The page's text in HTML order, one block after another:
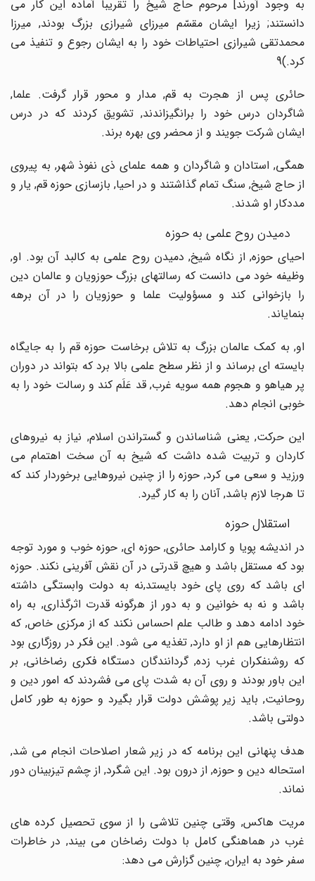
به وجود آورند] مرحوم حاج شیخ را تقریباً آماده این کار می
دانستند; زیرا ایشان مقسّم میرزای شیرازی بزرگ بودند, میرزا
محمدتقی شیرازی احتیاطات خود را به ایشان رجوع و تنفیذ می
کرد.)9
حائری پس از هجرت به قم, مدار و محور قرار گرفت. علما,
شاگردان درس خود را برانگیزاندند, تشویق کردند که در درس
ایشان شرکت جویند و از محضر وی بهره برند.
همگی, استادان و شاگردان و همه علمای ذی نفوذ شهر, به پیروی
از حاج شیخ, سنگ تمام گذاشتند و در احیا, بازسازی حوزه قم, یار و
مددکار او شدند.
دمیدن روح علمی به حوزه
احیای حوزه, از نگاه شیخ, دمیدن روح علمی به کالبد آن بود. او,
وظیفه خود می دانست که رسالتهای بزرگ حوزویان و عالمان دین
را بازخوانی کند و مسؤولیت علما و حوزویان را در آن برهه
بنمایاند.
او, به کمک عالمان بزرگ به تلاش برخاست حوزه قم را به جایگاه
بایسته ای برساند و از نظر سطح علمی بالا برد که بتواند در دوران
پر هیاهو و هجوم همه سویه غرب, قد عَلَم کند و رسالت خود را به
خوبی انجام دهد.
این حرکت, یعنی شناساندن و گستراندن اسلام, نیاز به نیروهای
کاردان و تربیت شده داشت که شیخ به آن سخت اهتمام می
ورزید و سعی می کرد, حوزه را از چنین نیروهایی برخوردار کند که
تا هرجا لازم باشد, آنان را به کار گیرد.
استقلال حوزه
در اندیشه پویا و کارامد حائری, حوزه ای, حوزه خوب و مورد توجه
بود که مستقل باشد و هیچ قدرتی در آن نقش آفرینی نکند. حوزه
ای باشد که روی پای خود بایستد,نه به دولت وابستگی داشته
باشد و نه به خوانین و به دور از هرگونه قدرت اثرگذاری, به راه
خود ادامه دهد و طالب علم احساس نکند که از مرکزی خاص, که
انتظارهایی هم از او دارد, تغذیه می شود. این فکر در روزگاری بود
که روشنفکران غرب زده, گردانندگان دستگاه فکری رضاخانی, بر
این باور بودند و روی آن به شدت پای می فشردند که امور دین و
روحانیت, باید زیر پوشش دولت قرار بگیرد و حوزه به طور کامل
دولتی باشد.
هدف پنهانی این برنامه که در زیر شعار اصلاحات انجام می شد,
استحاله دین و حوزه, از درون بود. این شگرد, از چشم تیزبینان دور
نماند.
مریت هاکس, وقتی چنین تلاشی را از سوی تحصیل کرده های
غرب در هماهنگی کامل با دولت رضاخان می بیند, در خاطرات
سفر خود به ایران, چنین گزارش می دهد: